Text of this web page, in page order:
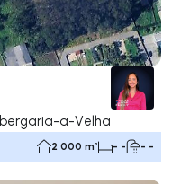
a-Velha
2 000 m² - - - -